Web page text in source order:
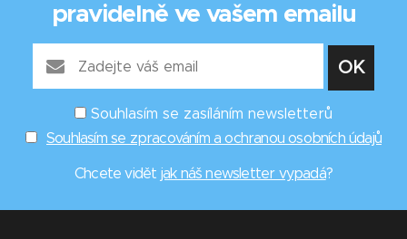
pravidelně ve vašem emailu
Souhlasím se zasíláním newsletterů
Souhlasím se zpracováním a ochranou osobních údajů
Chcete vidět jak náš newsletter vypadá?